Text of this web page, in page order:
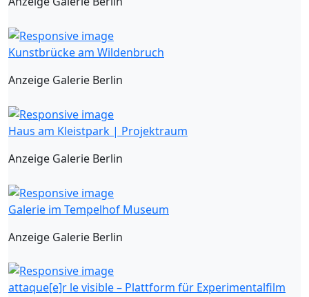
Kunstbrücke am Wildenbruch
Anzeige Galerie Berlin
Haus am Kleistpark | Projektraum
Anzeige Galerie Berlin
Galerie im Tempelhof Museum
Anzeige Galerie Berlin
attaque[e]r le visible – Plattform für Experimentalfilm